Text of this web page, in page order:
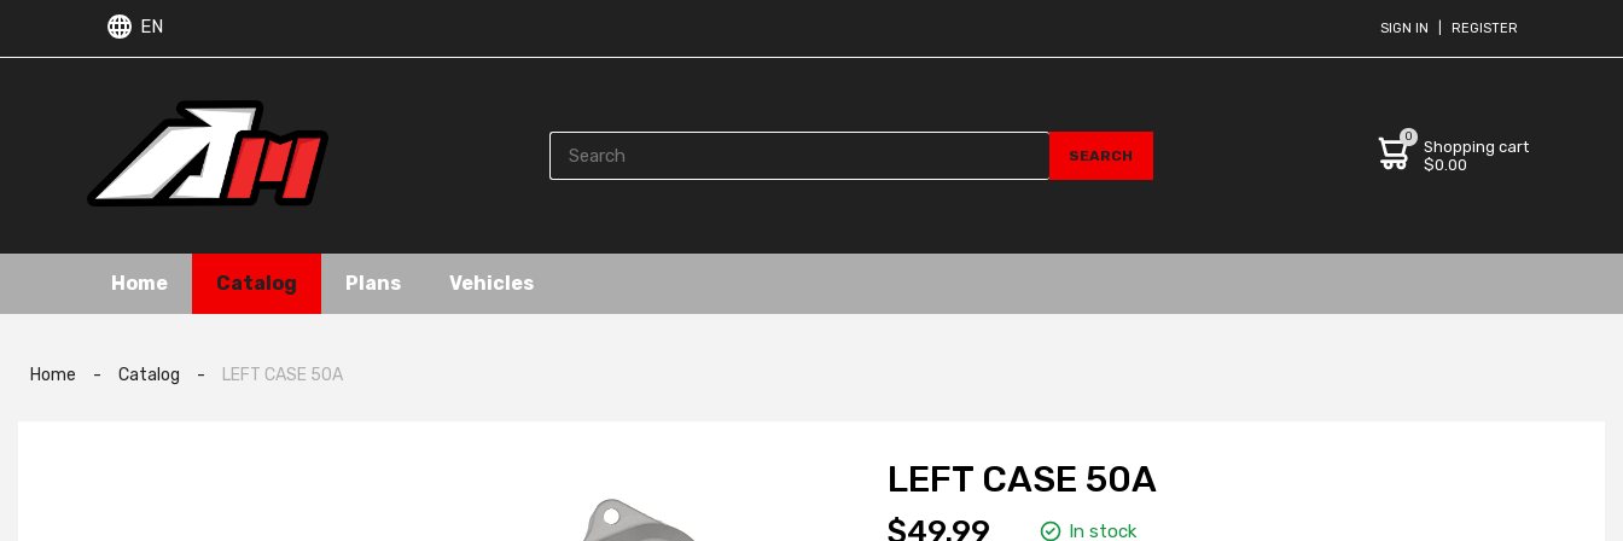
EN SIGN IN REGISTER
0
Shopping cart
$0.00
Home Catalog Plans Vehicles
Home - Catalog - LEFT CASE 50A
LEFT CASE 50A
$49.99 In stock